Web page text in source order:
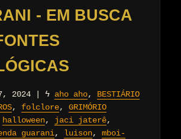
- EM BUSCA
2024 ϟ aho aho, BESTIÁRIO
, folclore, GRIMÓRIO
halloween, jaci jaterê,
guarani, luison, mboi-